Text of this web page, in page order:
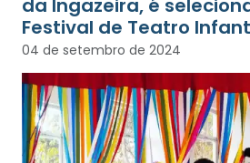
da Ingazeira, é
Festival de Teatro
04 de setembro de 2024